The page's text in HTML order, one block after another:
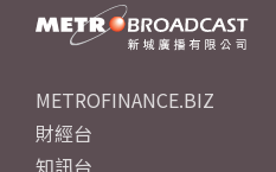
METROFINANCE.BIZ
財經台